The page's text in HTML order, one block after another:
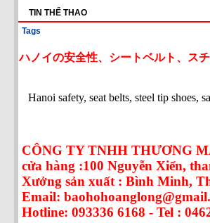
TIN THỂ THAO
Tags
ハノイの安全性、シートベルト、ス
Hanoi safety, seat belts, steel tip shoes,
CÔNG TY TNHH THƯƠNG
cửa hàng :100 Nguyễn Xiển,
Xưởng sản xuất : Bình Minh,
Email:
Hotline: 093336 6168 - Tel :